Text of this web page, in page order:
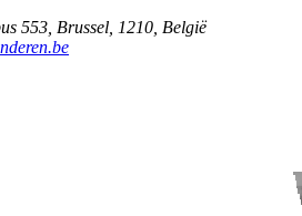
553 Brussel 1210 België